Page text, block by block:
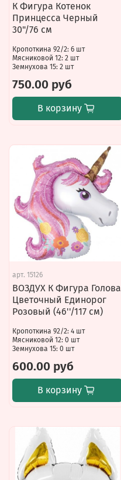
К Фигура Котенок
Принцесса Черный
30"/76 см
Кропоткина 92/2: 6 шт
Мясниковой 12: 2 шт
Земнухова 15: 2 шт
750.00 руб
В корзину
арт. 15126
ВОЗДУХ К Фигура Голова
Цветочный Единорог
Розовый (46''/117 см)
Кропоткина 92/2: 4 шт
Мясниковой 12: 0 шт
Земнухова 15: 0 шт
600.00 руб
В корзину